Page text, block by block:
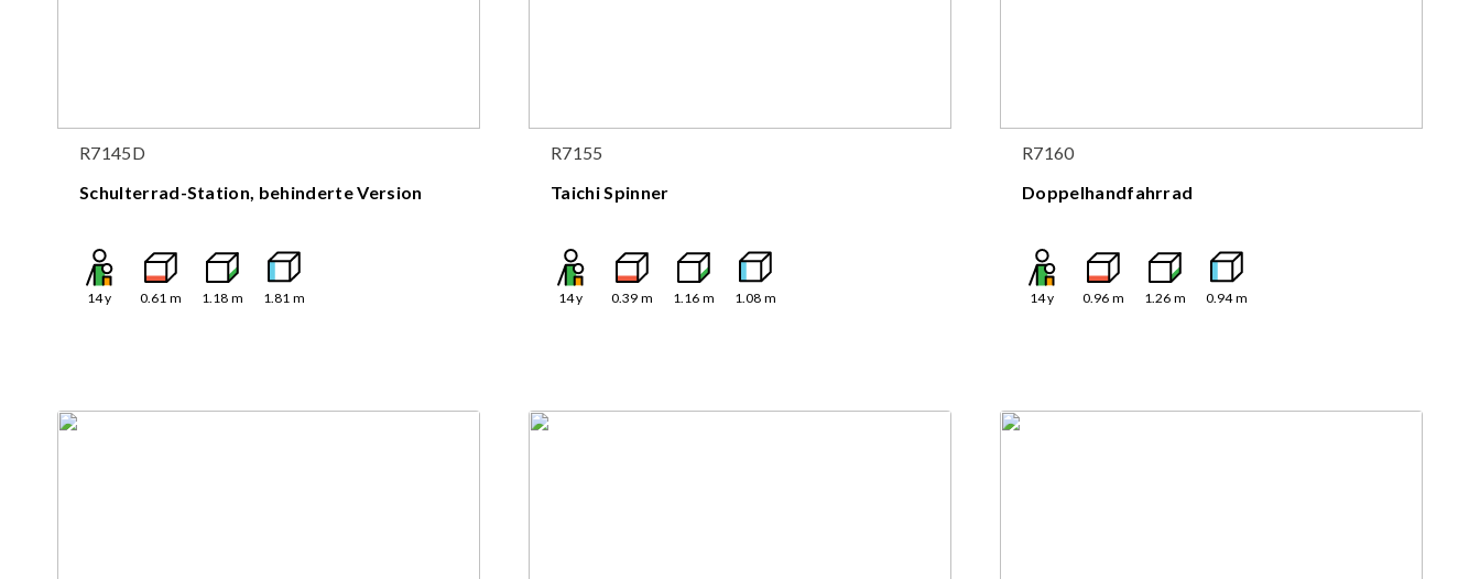
R7145D
Schulterrad-Station, behinderte Version
14y 0.61 m 1.18 m 1.81 m
R7155
Taichi Spinner
14y 0.39 m 1.16 m 1.08 m
R7160
Doppelhandfahrrad
14y 0.96 m 1.26 m 0.94m